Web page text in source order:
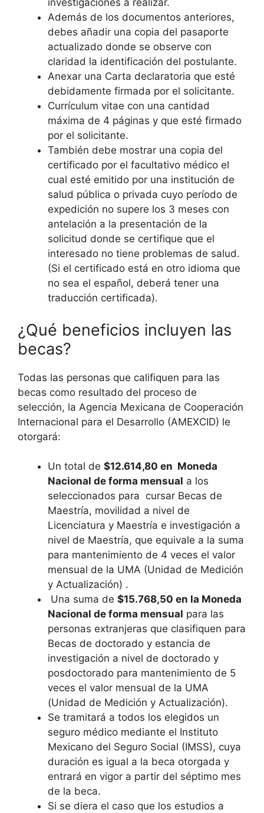
investigaciones a realizar.
Además de los documentos anteriores,
debes añadir una copia del pasaporte
actualizado donde se observe con
claridad la identificación del postulante.
Anexar una Carta declaratoria que esté
debidamente firmada por el solicitante.
Currículum vitae con una cantidad
máxima de 4 páginas y que esté firmado
por el solicitante.
También debe mostrar una copia del
certificado por el facultativo médico el
cual esté emitido por una institución de
salud pública o privada cuyo período de
expedición no supere los 3 meses con
antelación a la presentación de la
solicitud donde se certifique que el
interesado no tiene problemas de salud.
(Si el certificado está en otro idioma que
no sea el español, deberá tener una
traducción certificada).
¿Qué beneficios incluyen las
becas?
Todas las personas que califiquen para las
becas como resultado del proceso de
selección, la Agencia Mexicana de Cooperación
Internacional para el Desarrollo (AMEXCID) le
otorgará:
Un total de $12.614,80 en Moneda
Nacional de forma mensual a los
seleccionados para cursar Becas de
Maestría, movilidad a nivel de
Licenciatura y Maestría e investigación a
nivel de Maestría, que equivale a la suma
para mantenimiento de 4 veces el valor
mensual de la UMA (Unidad de Medición
y Actualización) .
Una suma de $15.768,50 en la Moneda
Nacional de forma mensual para las
personas extranjeras que clasifiquen para
Becas de doctorado y estancia de
investigación a nivel de doctorado y
posdoctorado para mantenimiento de 5
veces el valor mensual de la UMA
(Unidad de Medición y Actualización).
Se tramitará a todos los elegidos un
seguro médico mediante el Instituto
Mexicano del Seguro Social (IMSS), cuya
duración es igual a la beca otorgada y
entrará en vigor a partir del séptimo mes
de la beca.
Si se diera el caso que los estudios a